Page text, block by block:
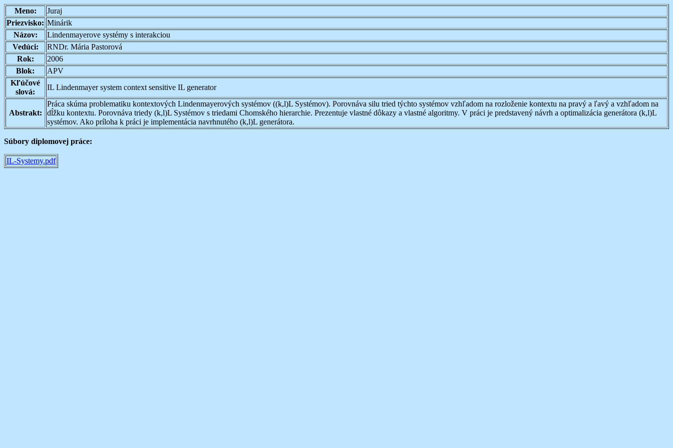
Meno:
Juraj
Priezvisko: Minárik
Názov:
Lindenmayerove systémy s interakciou
Vedúci:
RNDr. Mária Pastorová
Rok:
2006
Blok:
APV
Kľúčové
slová:
IL Lindenmayer system context sensitive IL generator
Abstrakt:
Práca skúma problematiku kontextových Lindenmayerových systémov ((k,l)L Systémov). Porovnáva silu tried týchto systémov vzhľadom na rozloženie kontextu na pravý a ľavý a vzhľadom na
dĺžku kontextu. Porovnáva triedy (k,l)L Systémov s triedami Chomského hierarchie. Prezentuje vlastné dôkazy a vlastné algoritmy. V práci je predstavený návrh a optimalizácia generátora (k,l)L
systémov. Ako príloha k práci je implementácia navrhnutého (k,l)L generátora.
Súbory diplomovej práce:
IL-Systemy.pdf